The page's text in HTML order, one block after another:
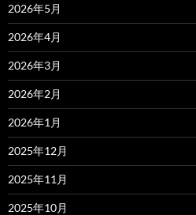
2026年5月
2026年4月
2026年3月
2026年2月
2026年1月
2025年12月
2025年11月
2025年10月